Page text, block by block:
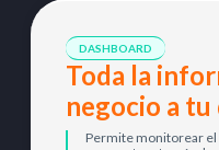
DASHBOARD
Toda la
negocio a
Permite monitorear el